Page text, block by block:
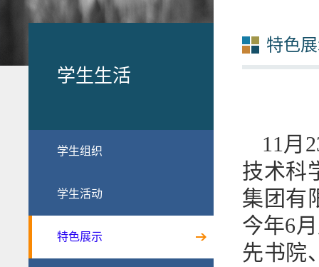
学生生活
学生组织
学生活动
特色展示
特色
11月
技术科
集团有
今年6
先书院